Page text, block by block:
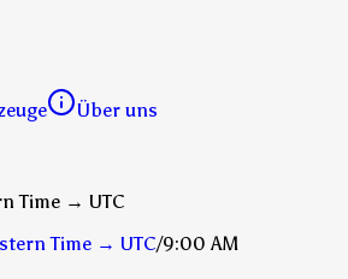
Über uns
Time → UTC
Time → UTC/9:00 AM